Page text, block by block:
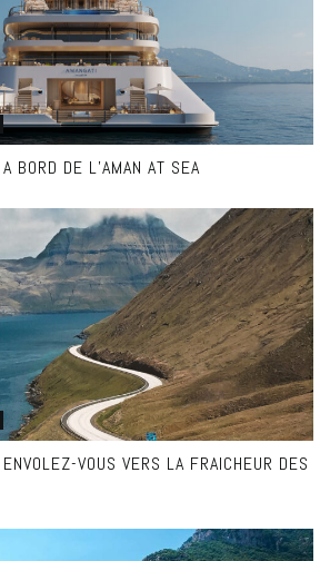
BORD DE L’AMAN AT SEA
VOUS VERS LA FRAICHEUR DES